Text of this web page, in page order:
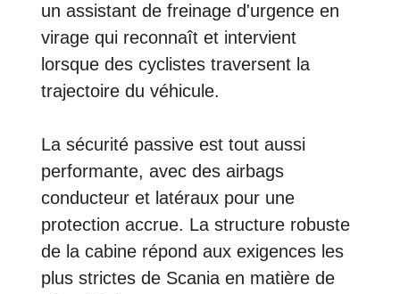
un assistant de freinage d'urgence en
virage qui reconnaît et intervient
lorsque des cyclistes traversent la
trajectoire du véhicule.
La sécurité passive est tout aussi
performante, avec des airbags
conducteur et latéraux pour une
protection accrue. La structure robuste
de la cabine répond aux exigences les
plus strictes de Scania en matière de